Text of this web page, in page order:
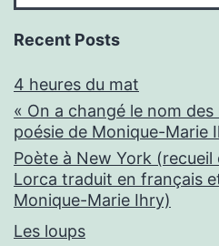
Recent Posts
4 heures du mat
« On a changé le nom
poésie de Monique-Marie
Poète à New York (recueil
Lorca traduit en français
Monique-Marie Ihry)
Les loups